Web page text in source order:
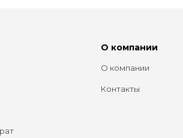
О компании
О компании
Контакты